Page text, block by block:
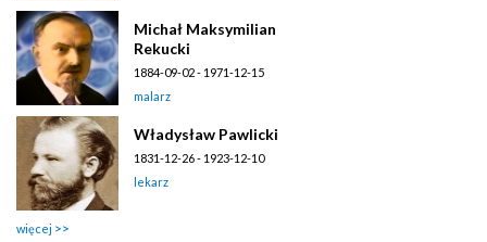
Michał Maksymilian
Rekucki
1884-09-02 - 1971-12-15
malarz
Władysław Pawlicki
1831-12-26 - 1923-12-10
lekarz
więcej